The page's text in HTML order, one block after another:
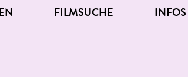
FILMSUCHE INFOS